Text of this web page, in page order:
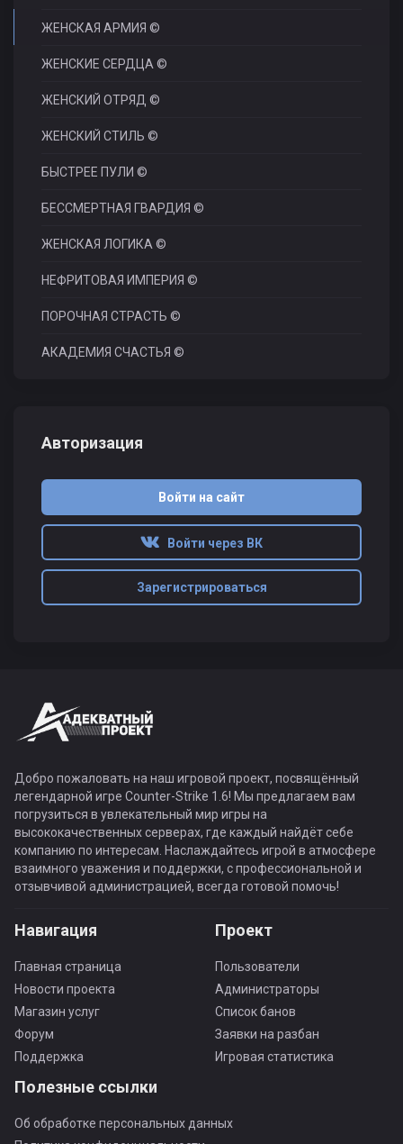
ЖЕНСКАЯ АРМИЯ ©
ЖЕНСКИЕ СЕРДЦА ©
ЖЕНСКИЙ ОТРЯД ©
ЖЕНСКИЙ СТИЛЬ ©
БЫСТРЕЕ ПУЛИ ©
БЕССМЕРТНАЯ ГВАРДИЯ ©
ЖЕНСКАЯ ЛОГИКА ©
НЕФРИТОВАЯ ИМПЕРИЯ ©
ПОРОЧНАЯ СТРАСТЬ ©
АКАДЕМИЯ СЧАСТЬЯ ©
Авторизация
Войти на сайт
Войти через ВК
Зарегистрироваться
Добро пожаловать на наш игровой проект, посвящённый
легендарной игре Counter-Strike 1.6! Мы предлагаем вам
погрузиться в увлекательный мир игры на
высококачественных серверах, где каждый найдёт себе
компанию по интересам. Наслаждайтесь игрой в атмосфере
взаимного уважения и поддержки, с профессиональной и
отзывчивой администрацией, всегда готовой помочь!
Навигация
Главная страница
Новости проекта
Магазин услуг
Форум
Поддержка
Проект
Пользователи
Администраторы
Список банов
Заявки на разбан
Игровая статистика
Полезные ссылки
Об обработке персональных данных